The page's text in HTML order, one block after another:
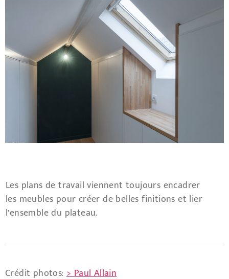
Les plans de travail viennent toujours encadrer
les meubles pour créer de belles finitions et lier
l’ensemble du plateau.
Crédit photos:> Paul Allain